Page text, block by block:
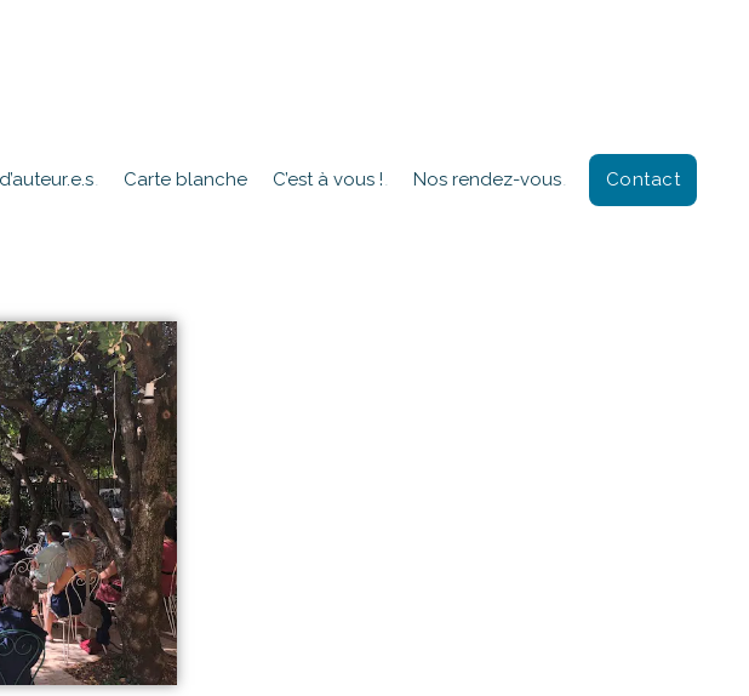
Carte blanche C’est à vous ! Nos rendez-vous Contact